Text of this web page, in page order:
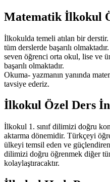
Matematik İlkokul
İlkokulda temeli atılan bir
tüm derslerde başarılı
seven öğrenci orta okul, lise ve
başarılı olmaktadır.
Okuma- yazmanın yanında
tavsiye ederiz.
İlkokul Özel Ders
İlkokul 1. sınıf dilimizi doğru
aktarma dönemidir. Türkçeyi
ülkeyi temsil eden ve
dilimizi doğru öğrenmek diğer
kolaylaştıracaktır.